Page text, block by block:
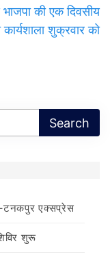
भाजपा की एक दिवसीय
कार्यशाला शुक्रवार को
एक्सप्रेस
शुरू